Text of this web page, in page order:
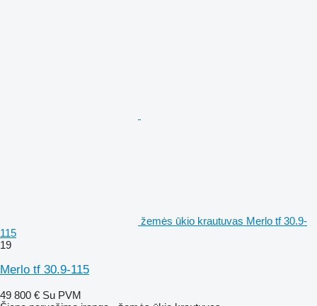
žemės ūkio krautuvas Merlo tf 30.9-
115
19
Merlo tf 30.9-115
49 800 € Su PVM